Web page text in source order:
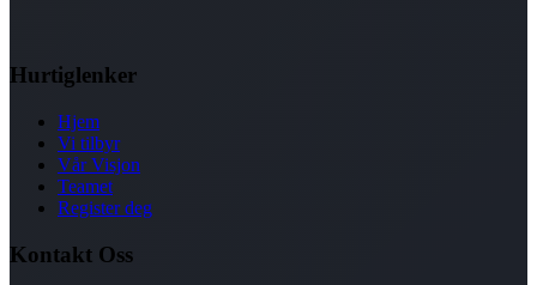
Hurtiglenker
Hjem
Vi tilbyr
Vår Visjon
Teamet
Register deg
Kontakt Oss